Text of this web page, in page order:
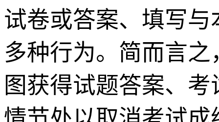
试卷或答案、填写
多种行为。简而言
图获得试题答案、